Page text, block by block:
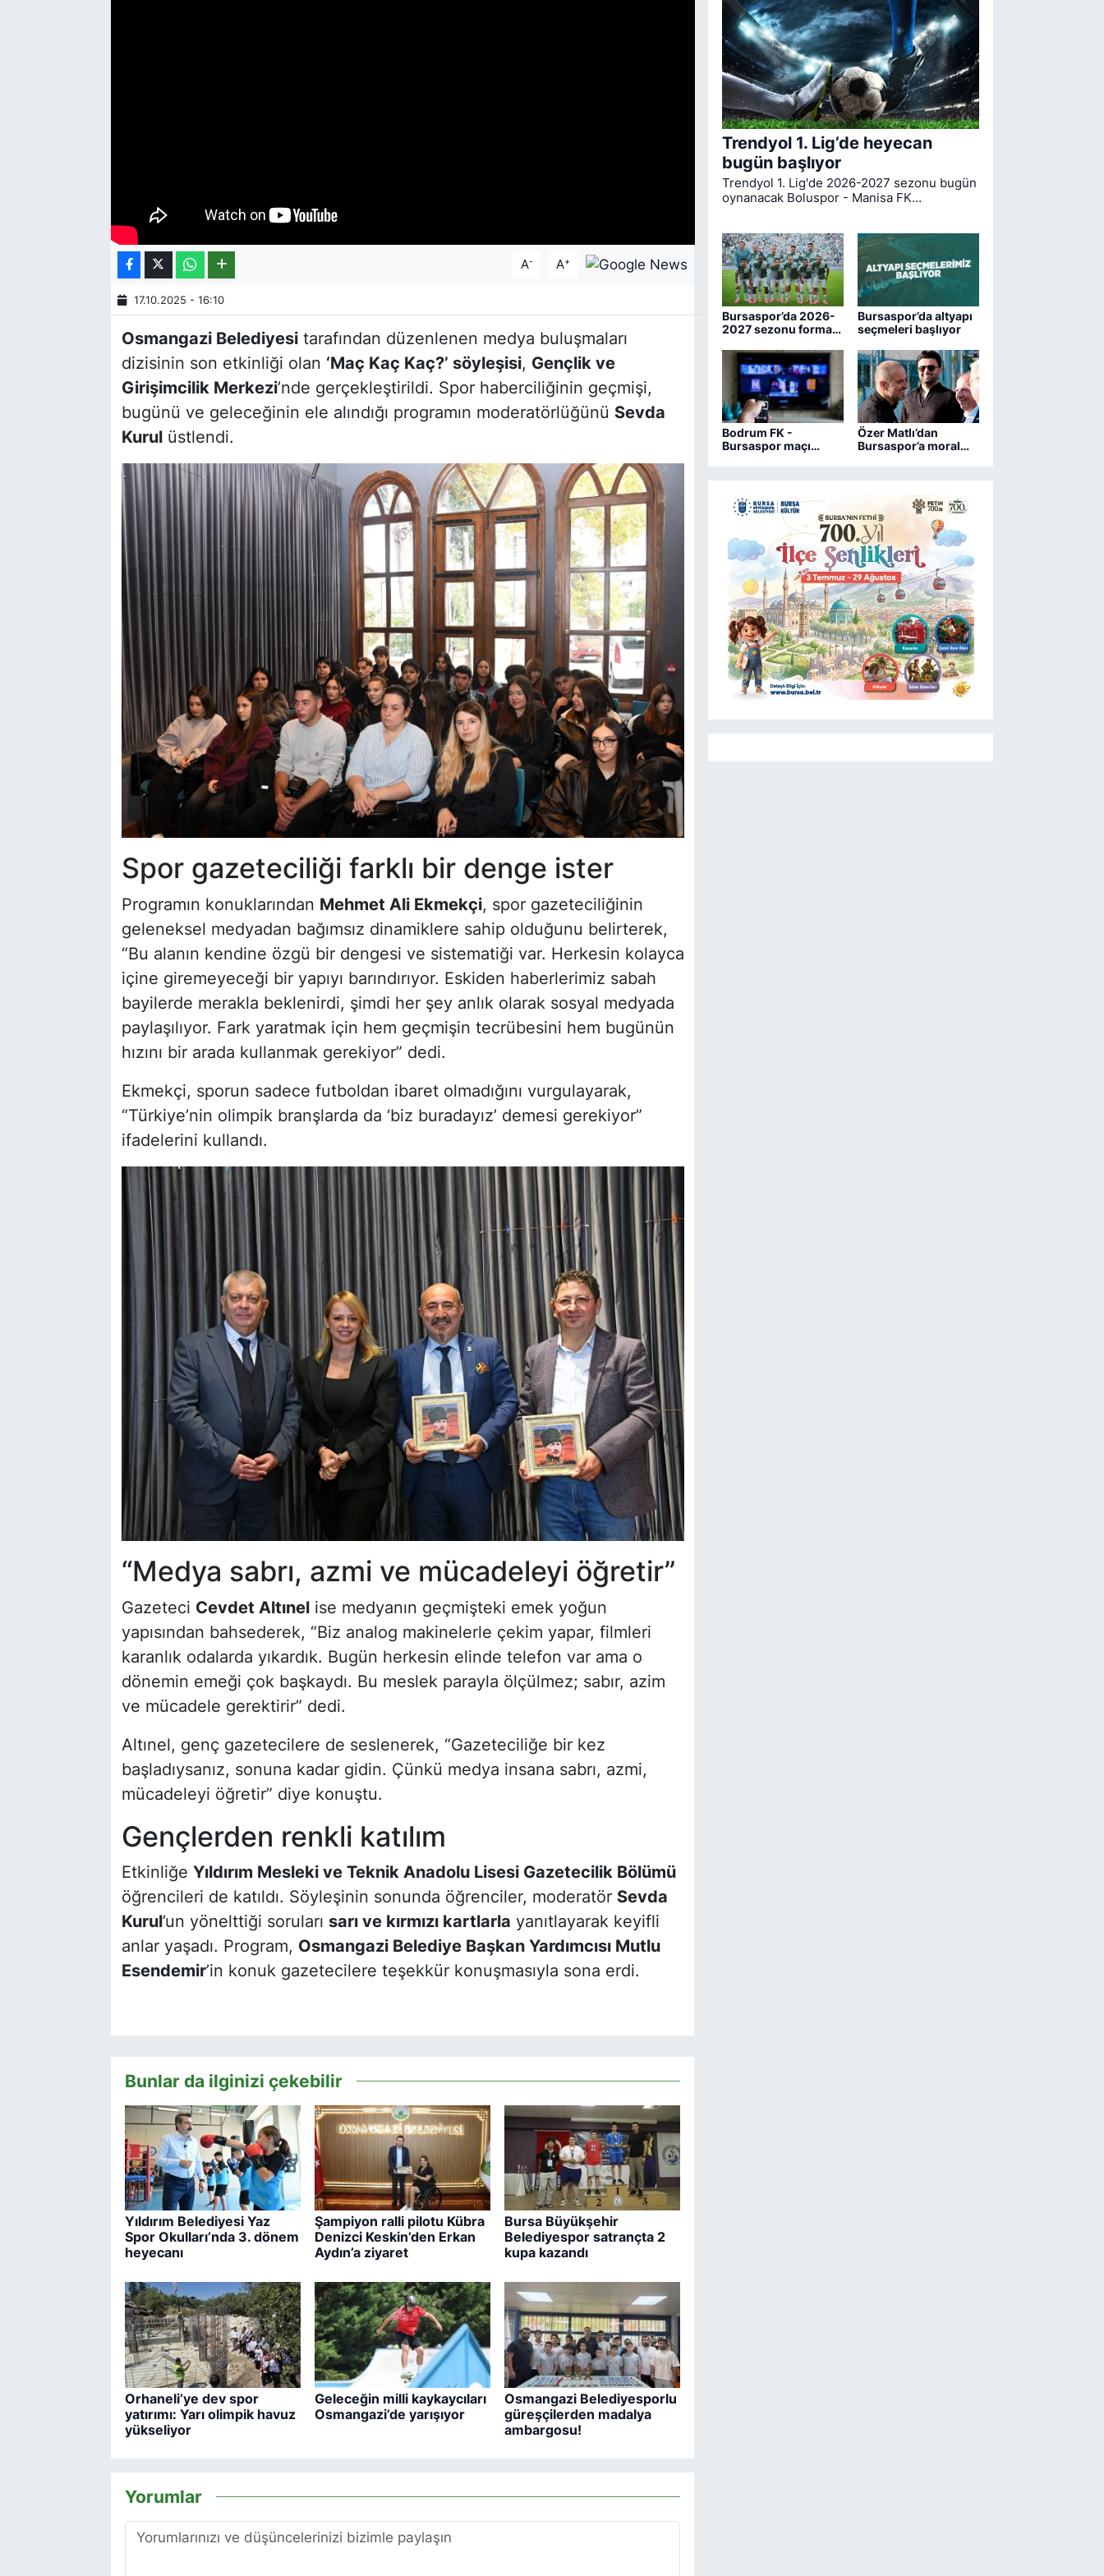
A- A+
17.10.2025 - 16:10
Osmangazi Belediyesitarafından düzenlenen medya buluşmaları
dizisinin son etkinliği olan ‘Maç Kaç Kaç?’ söyleşisi, Gençlik ve
Girişimcilik Merkezi’nde gerçekleştirildi. Spor haberciliğinin geçmişi,
bugünü ve geleceğinin ele alındığı programın moderatörlüğünü Sevda
Kurulüstlendi.
Spor gazeteciliği farklı bir denge ister
Programın konuklarından Mehmet Ali Ekmekçi, spor gazeteciliğinin
geleneksel medyadan bağımsız dinamiklere sahip olduğunu belirterek,
“Bu alanın kendine özgü bir dengesi ve sistematiği var. Herkesin kolayca
içine giremeyeceği bir yapıyı barındırıyor. Eskiden haberlerimiz sabah
bayilerde merakla beklenirdi, şimdi her şey anlık olarak sosyal medyada
paylaşılıyor. Fark yaratmak için hem geçmişin tecrübesini hem bugünün
hızını bir arada kullanmak gerekiyor” dedi.
Ekmekçi, sporun sadece futboldan ibaret olmadığını vurgulayarak,
“Türkiye’nin olimpik branşlarda da ‘biz buradayız’ demesi gerekiyor”
ifadelerini kullandı.
“Medya sabrı, azmi ve mücadeleyi öğretir”
Gazeteci Cevdet Altınelise medyanın geçmişteki emek yoğun
yapısından bahsederek, “Biz analog makinelerle çekim yapar, filmleri
karanlık odalarda yıkardık. Bugün herkesin elinde telefon var ama o
dönemin emeği çok başkaydı. Bu meslek parayla ölçülmez; sabır, azim
ve mücadele gerektirir” dedi.
Altınel, genç gazetecilere de seslenerek, “Gazeteciliğe bir kez
başladıysanız, sonuna kadar gidin. Çünkü medya insana sabrı, azmi,
mücadeleyi öğretir” diye konuştu.
Gençlerden renkli katılım
Etkinliğe Yıldırım Mesleki ve Teknik Anadolu Lisesi Gazetecilik Bölümü
öğrencileri de katıldı. Söyleşinin sonunda öğrenciler, moderatör Sevda
Kurul’un yönelttiği soruları sarı ve kırmızı kartlarla yanıtlayarak keyifli
anlar yaşadı. Program, Osmangazi Belediye Başkan Yardımcısı Mutlu
Esendemir’in konuk gazetecilere teşekkür konuşmasıyla sona erdi.
Bunlar da ilginizi çekebilir
Yıldırım Belediyesi Yaz
Spor Okulları’nda 3. dönem
heyecanı
Şampiyon ralli pilotu Kübra
Denizci Keskin’den Erkan
Aydın’a ziyaret
Bursa Büyükşehir
Belediyespor satrançta 2
kupa kazandı
Orhaneli’ye dev spor
yatırımı: Yarı olimpik havuz
yükseliyor
Geleceğin milli kaykaycıları
Osmangazi’de yarışıyor
Osmangazi Belediyesporlu
güreşçilerden madalya
ambargosu!
Yorumlar
Trendyol 1. Lig’de heyecan
bugün başlıyor
Trendyol 1. Lig'de 2026-2027 sezonu bugün
oynanacak Boluspor - Manisa FK
Bodrum FK ile kozlarını paylaşacak.
Bursaspor’da 2026-
2027 sezonu forma
Bursaspor’da altyapı
seçmeleri başlıyor
Bodrum FK -
Bursaspor maçı
Özer Matlı’dan
Bursaspor’a moral